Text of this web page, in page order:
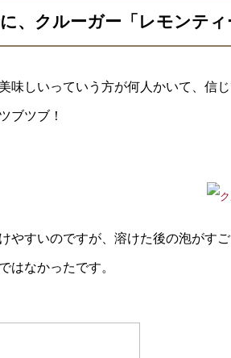
、クルーガー「レモンテ
味しいっていう方が何人かいて、信
ブツブ！
やすいのですが、溶けた後の泡がす
はなかったです。